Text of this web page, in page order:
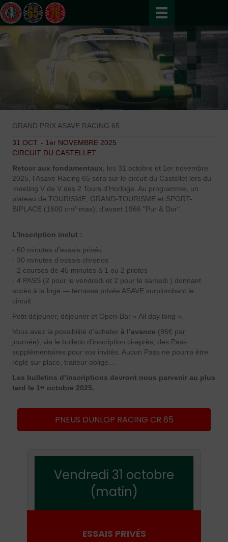
GRAND PRIX ASAVE RACING 65
31 OCT. - 1er NOVEMBRE 2025
CIRCUIT DU CASTELLET
Retour aux fondamentaux , les 31 octobre et 1er novembre
2025, l'Asave Racing 65 sera sur le circuit du Castellet lors du
meeting V de V des 2 Tours d'Horloge. Au programme, un
plateau de TOURISME, GRAND-TOURISME et SPORT-
BIPLACE (1600 cm³ max), d'avant 1966 "Pur & Dur".
L’Inscription inclut :
- 60 minutes d’essais privés
- 30 minutes d’essais chronos
- 2 courses de 45 minutes à 1 ou 2 pilotes
- 4 PASS (2 pour le vendredi et 2 pour le samedi ) donnant
accès à la loge — terrasse privée ASAVE surplombant le
circuit.
Petit déjeuner, déjeuner et Open-Bar « All day long ».
Vous avez la possibilité d’acheter à l’avance (95€ par
journée), via le bulletin d’inscription ci-après, des Pass
supplémentaires pour vos invités. Aucun Pass ne pourra être
réglé sur place, traiteur oblige…
Les bulletins d’inscriptions devront nous parvenir au plus
tard le 1ᵉʳ octobre 2025.
PNEUS DUNLOP RACING CR 65
Vendredi 31 octobre
(matin)
ESSAIS PRIVÉS